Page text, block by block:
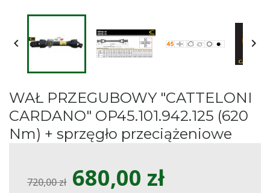
 
WAŁ PRZEGUBOWY "CATTELONI
CARDANO" OP45.101.942.125 (620
Nm) + sprzęgło przeciążeniowe
720,00 zł 680,00 zł